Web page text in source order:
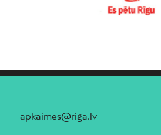
apkaimes@riga.lv